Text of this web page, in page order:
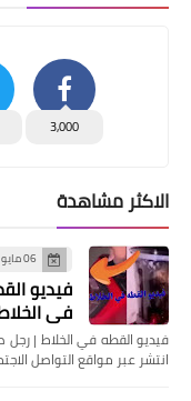
3,000
الاكثر مشاهدة
06 مايو 2023
فيديو
في
فيديو القطه في الخلاط |
انتشر عبر مواقع التواصل